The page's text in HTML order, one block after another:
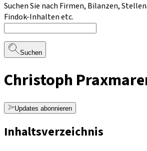
Suchen Sie nach Firmen, Bilanzen,
Findok-Inhalten etc.
Suchen
Christoph
Updates abonnieren
Inhaltsverzeichnis